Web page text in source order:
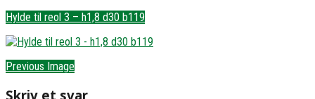
Hylde til reol 3 – h1,8 d30 b119
Previous Image
Skriv et svar